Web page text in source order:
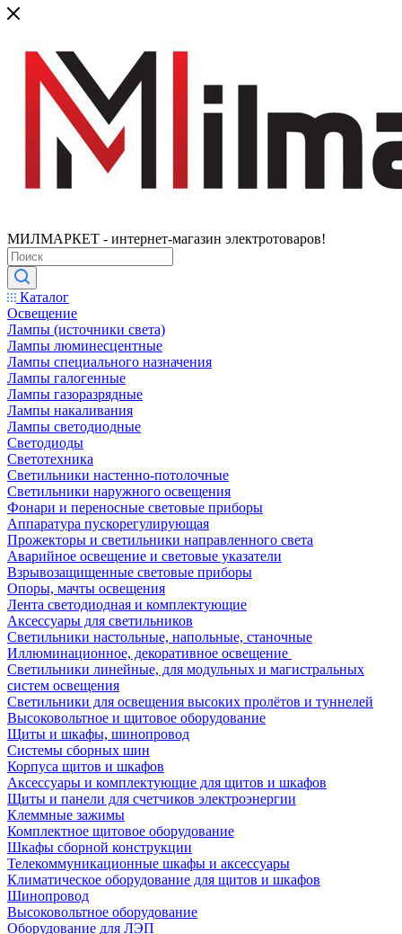
МИЛМАРКЕТ - интернет-магазин электротоваров!
Каталог
Освещение
Лампы (источники света)
Лампы люминесцентные
Лампы специального назначения
Лампы галогенные
Лампы газоразрядные
Лампы накаливания
Лампы светодиодные
Светодиоды
Светотехника
Светильники настенно-потолочные
Светильники наружного освещения
Фонари и переносные световые приборы
Аппаратура пускорегулирующая
Прожекторы и светильники направленного света
Аварийное освещение и световые указатели
Взрывозащищенные световые приборы
Опоры, мачты освещения
Лента светодиодная и комплектующие
Аксессуары для светильников
Светильники настольные, напольные, станочные
Иллюминационное, декоративное освещение
Светильники линейные, для модульных и магистральных
систем освещения
Светильники для освещения высоких пролётов и туннелей
Высоковольтное и щитовое оборудование
Щиты и шкафы, шинопровод
Системы сборных шин
Корпуса щитов и шкафов
Аксессуары и комплектующие для щитов и шкафов
Щиты и панели для счетчиков электроэнергии
Клеммные зажимы
Комплектное щитовое оборудование
Шкафы сборной конструкции
Телекоммуникационные шкафы и аксессуары
Климатическое оборудование для щитов и шкафов
Шинопровод
Высоковольтное оборудование
Оборудование для ЛЭП